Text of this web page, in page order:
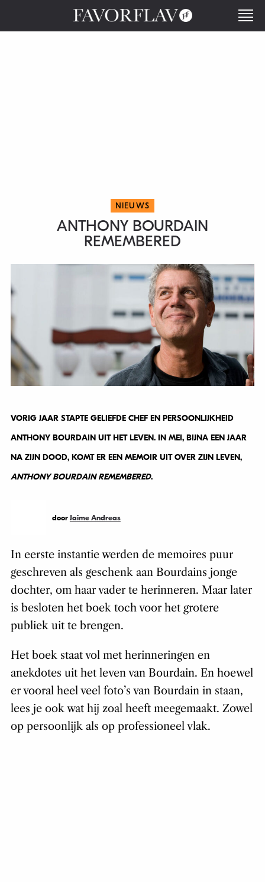
NIEUWS
ANTHONY BOURDAIN
REMEMBERED
VORIG JAAR STAPTE GELIEFDE CHEF EN PERSOONLIJKHEID
ANTHONY BOURDAIN UIT HET LEVEN. IN MEI, BIJNA EEN JAAR
NA ZIJN DOOD, KOMT ER EEN MEMOIR UIT OVER ZIJN LEVEN,
ANTHONY BOURDAIN REMEMBERED.
door Jaime Andreas
In eerste instantie werden de memoires puur
geschreven als geschenk aan Bourdains jonge
dochter, om haar vader te herinneren. Maar later
is besloten het boek toch voor het grotere
publiek uit te brengen.
Het boek staat vol met herinneringen en
anekdotes uit het leven van Bourdain. En hoewel
er vooral heel veel foto’s van Bourdain in staan,
lees je ook wat hij zoal heeft meegemaakt. Zowel
op persoonlijk als op professioneel vlak.